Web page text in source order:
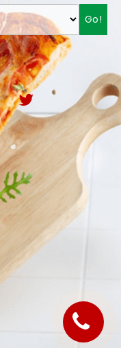
Go!